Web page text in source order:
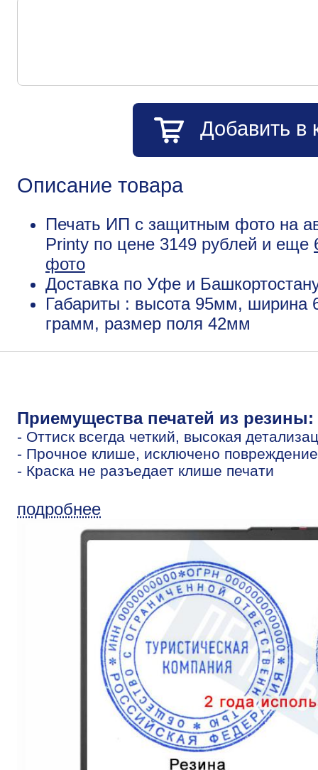
Добавить в
Описание товара
Печать ИП с защитным фото на
Printy по цене 3149 рублей и еще
фото
Доставка по Уфе и
Габариты : высота 95мм, ширина
грамм, размер поля 42мм
Приемущества печатей из резины:
- Оттиск всегда четкий, высокая
- Прочное клише, исключено
- Краска не разъедает клише печати
подробнее